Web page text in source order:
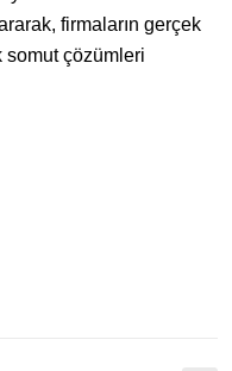
firmaların gerçek
çözümleri